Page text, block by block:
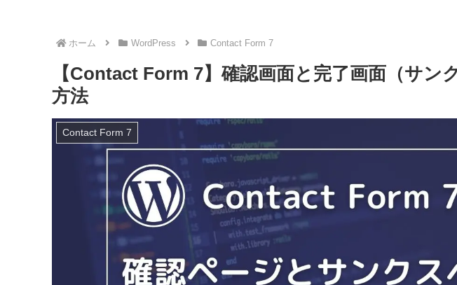
ホーム WordPress Contact Form 7
【Contact Form 7】確認画面と完了画面（サン
方法
Contact Form 7